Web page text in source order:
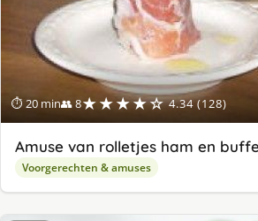
⏱ 20 min👥 8★★★★☆ 4.34 (128)
Amuse van rolletjes ham en
Voorgerechten & amuses